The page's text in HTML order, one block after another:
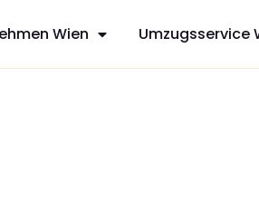
Wien Umzugsservice